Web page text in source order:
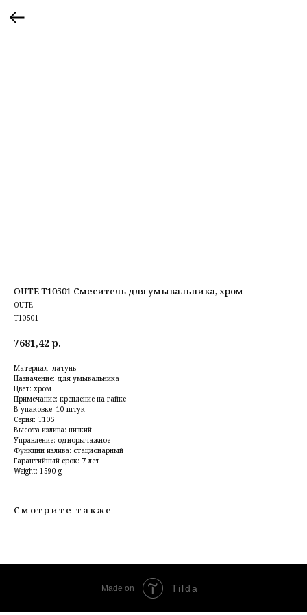
OUTE T10501 Смеситель для умывальника, хром
OUTE
T10501
7681,42 р.
Материал: латунь
Назначение: для умывальника
Цвет: хром
Примечание: крепление на гайке
В упаковке: 10 штук
Серия: T105
Высота излива: низкий
Управление: однорычажное
Функции излива: стационарный
Гарантийный срок: 7 лет
Weight: 1590 g
Смотрите также
Made on Tilda